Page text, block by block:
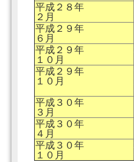
平成２８年
２月
平成２９年
６月
平成２９年
１０月
平成２９年
１０月
平成３０年
３月
平成３０年
４月
平成３０年
１０月